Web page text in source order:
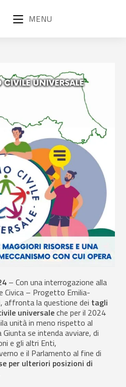
MENU
– Con una interrogazione alla
Civica – Progetto Emilia-
, affronta la questione dei tagli
universaleche per il 2024
unità in meno rispetto al
se intenda avviare, di
e gli altri Enti,
e il Parlamento al fine di
per ulteriori posizioni di